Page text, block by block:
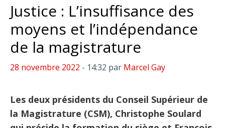
Justice : L’insuffisance des
moyens et l’indépendance
de la magistrature
28 novembre 2022 - 14:32 par Marcel Gay
Les deux présidents du Conseil Supérieur de
la Magistrature (CSM), Christophe Soulard